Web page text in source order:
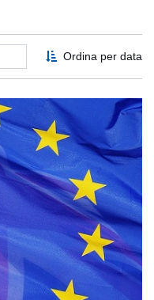
Ordina per data